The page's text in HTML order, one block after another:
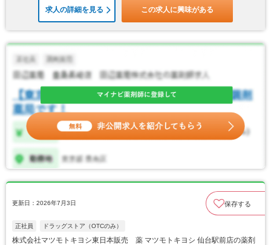
求人の詳細を見る この求人に興味がある
更新日：2026年7月3日 保存する
正社員 ドラッグストア（OTCのみ）
株式会社マツモトキヨシ東日本販売 薬 マツモトキヨシ 仙台駅前店の薬剤